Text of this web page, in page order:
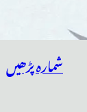
شمارہ پڑھیں